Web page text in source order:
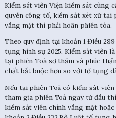
Kiểm sát viên Viện kiểm sát cùng
quyền công tố, kiểm sát xét xử tại
vắng mặt thì phải hoãn phiên tòa.
Theo quy định tại khoản 1 Điều
tụng hình sự 2025, Kiểm sát viên
tại phiên Toà sơ thẩm và phúc
chất bắt buộc hơn so với tố tụng
Nếu tại phiên Toà có kiểm sát
tham gia phiên Toà ngay từ đầu
kiểm sát viên chính vắng mặt